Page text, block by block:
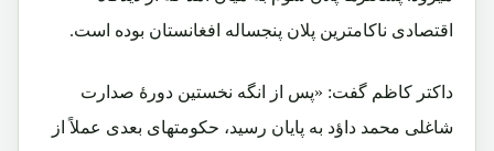
اقتصادی ناکامترین پلان پنجساله افغانستان بوده است.
داکتر کاظم گفت: «پس از انگه نخستین دورۀ صدارت
شاغلی محمد داؤد به پایان رسید، حکومتهای بعدی عملاً از